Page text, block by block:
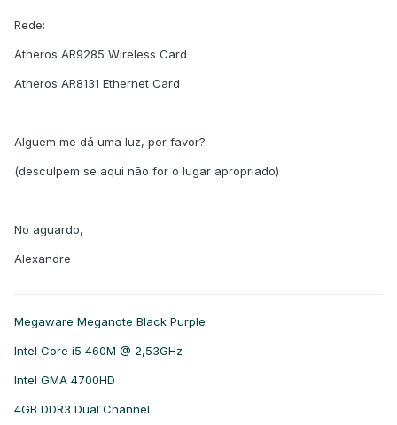
Rede:
Atheros AR9285 Wireless Card
Atheros AR8131 Ethernet Card
Alguem me dá uma luz, por favor?
(desculpem se aqui não for o lugar apropriado)
No aguardo,
Alexandre
Megaware Meganote Black Purple
Intel Core i5 460M @ 2,53GHz
Intel GMA 4700HD
4GB DDR3 Dual Channel